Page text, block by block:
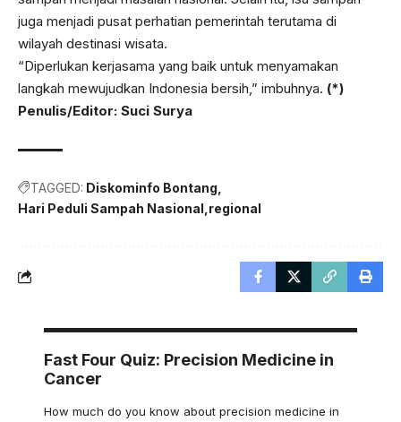
juga menjadi pusat perhatian pemerintah terutama di
wilayah destinasi wisata.
“Diperlukan kerjasama yang baik untuk menyamakan
langkah mewujudkan Indonesia bersih,” imbuhnya. (*)
Penulis/Editor: Suci Surya
TAGGED: Diskominfo Bontang
Hari Peduli Sampah Nasional regional
Fast Four Quiz: Precision Medicine in
Cancer
How much do you know about precision medicine in